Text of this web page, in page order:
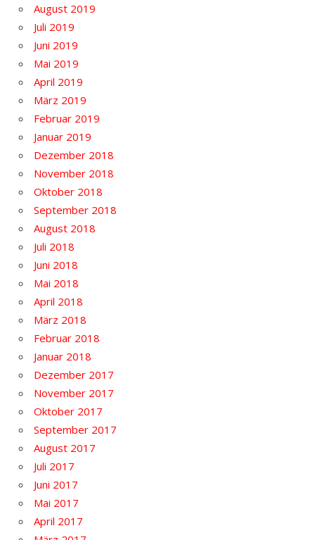
August 2019
Juli 2019
Juni 2019
Mai 2019
April 2019
März 2019
Februar 2019
Januar 2019
Dezember 2018
November 2018
Oktober 2018
September 2018
August 2018
Juli 2018
Juni 2018
Mai 2018
April 2018
März 2018
Februar 2018
Januar 2018
Dezember 2017
November 2017
Oktober 2017
September 2017
August 2017
Juli 2017
Juni 2017
Mai 2017
April 2017